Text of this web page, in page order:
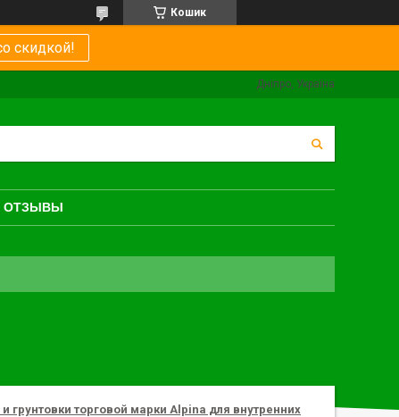
Кошик
скидкой!
Дніпро, Україна
ОТЗЫВЫ
грунтовки торговой марки Alpina для внутренних